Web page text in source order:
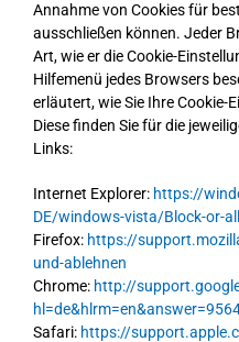
Annahme von Cookies für
ausschließen können. Jeder
Art, wie er die Cookie-
Hilfemenü jedes Browsers
erläutert, wie Sie Ihre Cookie-
Diese finden Sie für die
Links:
Internet Explorer: https://
DE/windows-vista/Block-or-
Firefox: https://
und-ablehnen
Chrome: http://
Safari: https://